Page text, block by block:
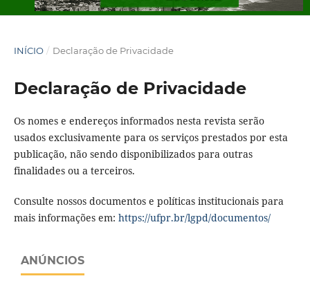
INÍCIO / Declaração de Privacidade
Declaração de Privacidade
Os nomes e endereços informados nesta revista serão
usados exclusivamente para os serviços prestados por esta
publicação, não sendo disponibilizados para outras
finalidades ou a terceiros.
Consulte nossos documentos e políticas institucionais para
mais informações em: https://ufpr.br/lgpd/documentos/
ANÚNCIOS